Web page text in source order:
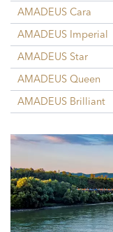
AMADEUS Cara
AMADEUS Imperial
AMADEUS Star
AMADEUS Queen
AMADEUS Brilliant